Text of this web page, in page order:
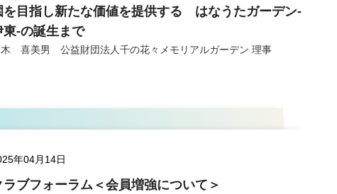
を目指し新たな価値を提供する はなうたガーデン-
東-の誕生まで
喜美男 公益財団法人千の花々メモリアルガーデン 理事
年04月14日
ラブフォーラム＜会員増強について＞